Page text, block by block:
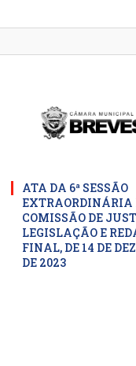
ATA DA 6ª SESSÃO
EXTRAORDINÁRIA
COMISSÃO DE
LEGISLAÇÃO E
FINAL, DE 14 DE
DE 2023